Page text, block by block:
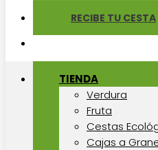
RECIBE TU CESTA
TIENDA
Verdura
Fruta
Cestas
Cajas a